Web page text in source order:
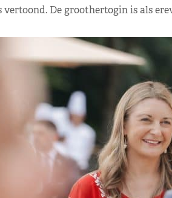
De groothertogin is als